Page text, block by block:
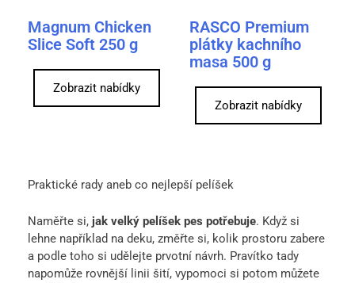
Magnum Chicken
Slice Soft 250 g
Zobrazit nabídky
RASCO Premium
plátky kachního
masa 500 g
Zobrazit nabídky
Praktické rady aneb co nejlepší pelíšek
Naměřte si, jak velký pelíšek pes potřebuje. Když si
lehne například na deku, změřte si, kolik prostoru zabere
a podle toho si udělejte prvotní návrh. Pravítko tady
napomůže rovnější linii šití, vypomoci si potom můžete